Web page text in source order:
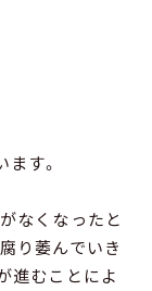
す。
なくなったと
り萎んでいき
進むことによ